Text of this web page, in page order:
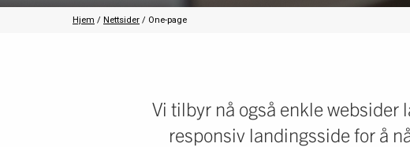
Hjem / Nettsider / One-page
Vi tilbyr nå også enkle websider
responsiv landingsside for å